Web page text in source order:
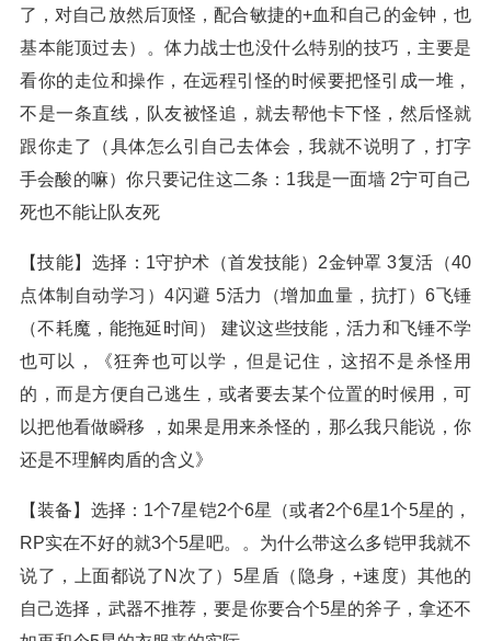
了，对自己放然后顶怪，配合敏捷的+血和自己的金钟，也
基本能顶过去）。体力战士也没什么特别的技巧，主要是
看你的走位和操作，在远程引怪的时候要把怪引成一堆，
不是一条直线，队友被怪追，就去帮他卡下怪，然后怪就
跟你走了（具体怎么引自己去体会，我就不说明了，打字
手会酸的嘛）你只要记住这二条：1我是一面墙 2宁可自己
死也不能让队友死
【技能】选择：1守护术（首发技能）2金钟罩 3复活（40
点体制自动学习）4闪避 5活力（增加血量，抗打）6飞锤
（不耗魔，能拖延时间） 建议这些技能，活力和飞锤不学
也可以，《狂奔也可以学，但是记住，这招不是杀怪用
的，而是方便自己逃生，或者要去某个位置的时候用，可
以把他看做瞬移 ，如果是用来杀怪的，那么我只能说，你
还是不理解肉盾的含义》
【装备】选择：1个7星铠2个6星（或者2个6星1个5星的，
RP实在不好的就3个5星吧。。为什么带这么多铠甲我就不
说了，上面都说了N次了）5星盾（隐身，+速度）其他的
自己选择，武器不推荐，要是你要合个5星的斧子，拿还不